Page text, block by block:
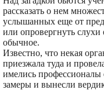
рассказать о нем
услышанных еще от
или опровергнуть
обычное.
Известно, что некая
приезжала туда и
имелись профессионалы
замеры и вынесли